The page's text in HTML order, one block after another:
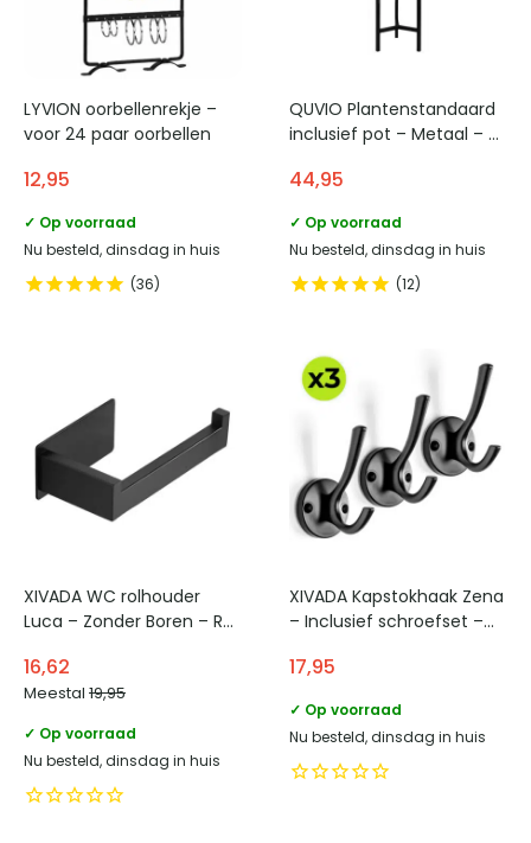
LYVION oorbellenrekje –
voor 24 paar oorbellen
12,95
✓ Op voorraad
Nu besteld, dinsdag in huis
36
QUVIO Plantenstandaard
inclusief pot – Metaal – 22
44,95
✓ Op voorraad
Nu besteld, dinsdag in huis
12
XIVADA WC rolhouder
Luca – Zonder Boren – Rvs
16,62
Meestal 19,95
✓ Op voorraad
Nu besteld, dinsdag in huis
XIVADA Kapstokhaak Zena
– Inclusief schroefset –
17,95
✓ Op voorraad
Nu besteld, dinsdag in huis